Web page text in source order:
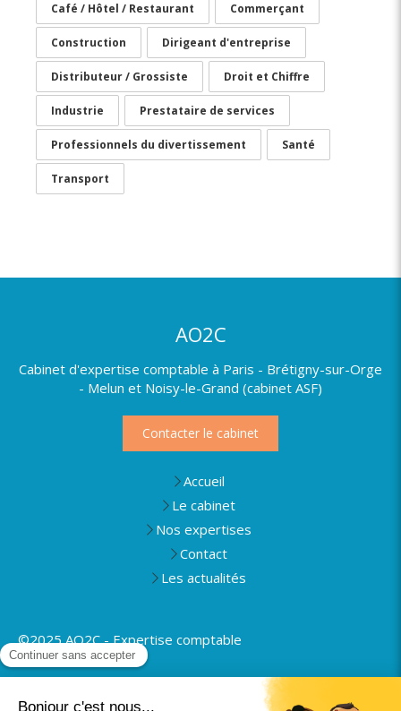
Café / Hôtel / Restaurant Commerçant
Construction Dirigeant d'entreprise
Distributeur / Grossiste Droit et Chiffre
Industrie Prestataire de services
Professionnels du divertissement Santé
Transport
AO2C
Cabinet d'expertise comptable à Paris - Brétigny-sur-Orge
- Melun et Noisy-le-Grand (cabinet ASF)
Contacter le cabinet
Accueil
Le cabinet
Nos expertises
Contact
Les actualités
©2025 AO2C - Expertise comptable